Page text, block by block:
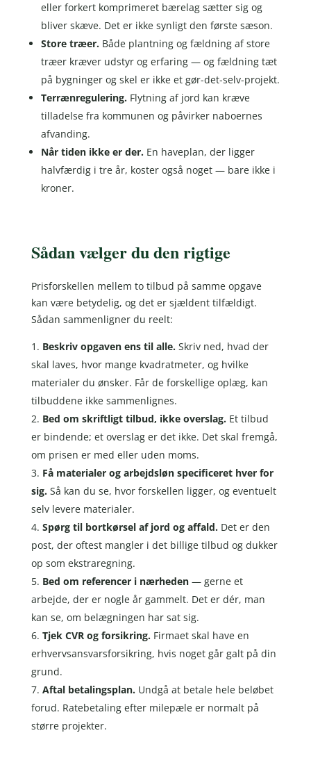
eller forkert komprimeret bærelag sætter sig og
bliver skæve. Det er ikke synligt den første sæson.
Store træer.Både plantning og fældning af store
træer kræver udstyr og erfaring — og fældning tæt
på bygninger og skel er ikke et gør-det-selv-projekt.
Terrænregulering.Flytning af jord kan kræve
tilladelse fra kommunen og påvirker naboernes
afvanding.
Når tiden ikke er der.En haveplan, der ligger
halvfærdig i tre år, koster også noget — bare ikke i
kroner.
Sådan vælger du den rigtige
Prisforskellen mellem to tilbud på samme opgave
kan være betydelig, og det er sjældent tilfældigt.
Sådan sammenligner du reelt:
Beskriv opgaven ens til alle.Skriv ned, hvad der
skal laves, hvor mange kvadratmeter, og hvilke
materialer du ønsker. Får de forskellige oplæg, kan
tilbuddene ikke sammenlignes.
Bed om skriftligt tilbud, ikke overslag.Et tilbud
er bindende; et overslag er det ikke. Det skal fremgå,
om prisen er med eller uden moms.
Få materialer og arbejdsløn specificeret hver for
sig.Så kan du se, hvor forskellen ligger, og eventuelt
selv levere materialer.
Spørg til bortkørsel af jord og affald.Det er den
post, der oftest mangler i det billige tilbud og dukker
op som ekstraregning.
Bed om referencer i nærheden— gerne et
arbejde, der er nogle år gammelt. Det er dér, man
kan se, om belægningen har sat sig.
Tjek CVR og forsikring.Firmaet skal have en
erhvervsansvarsforsikring, hvis noget går galt på din
grund.
Aftal betalingsplan.Undgå at betale hele beløbet
forud. Ratebetaling efter milepæle er normalt på
større projekter.